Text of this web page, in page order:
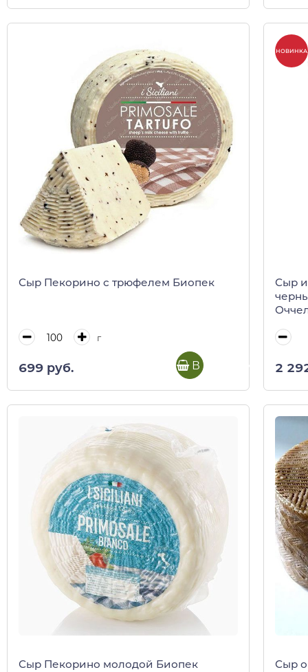
Сыр Пекорино с трюфелем Биопек
г
699 руб. В корзину
НОВИНКА
Сыр
2
Сыр Пекорино молодой Биопек
Сыр